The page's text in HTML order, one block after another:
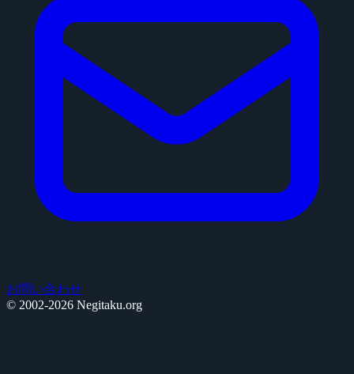
お問い合わせ
© 2002-2026 Negitaku.org